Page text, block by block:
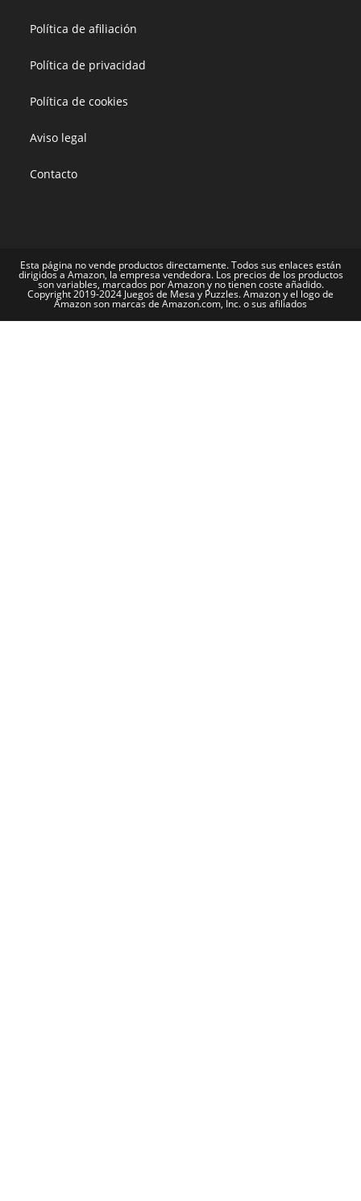
Política de afiliación
Política de privacidad
Política de cookies
Aviso legal
Contacto
Esta página no vende productos directamente. Todos sus enlaces están
dirigidos a Amazon, la empresa vendedora. Los precios de los productos
son variables, marcados por Amazon y no tienen coste añadido.
Copyright 2019-2024 Juegos de Mesa y Puzzles. Amazon y el logo de
Amazon son marcas de Amazon.com, Inc. o sus afiliados